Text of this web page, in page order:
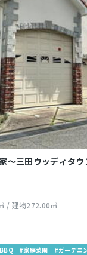
～三田ウッディタ
/ 建物272.00㎡
#家庭菜園 #ガーデニ